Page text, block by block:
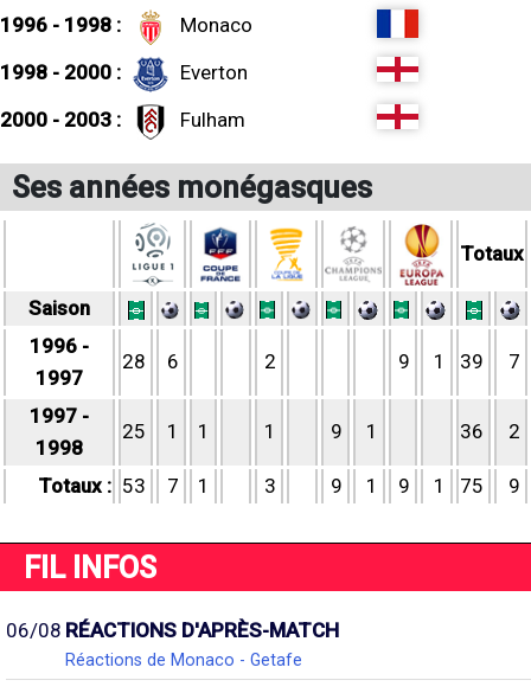
1996 - 1998 :
Monaco
1998 - 2000 :
Everton
2000 - 2003 :
Fulham
Ses années monégasques
Totaux
Saison
1996 -
1997
28 6 2 9 1 39 7
1997 -
1998
25 1 1 1 9 1 36 2
Totaux : 53 7 1 3 9 1 9 1 75 9
FIL INFOS
06/08 RÉACTIONS D'APRÈS-MATCH
Réactions de Monaco - Getafe